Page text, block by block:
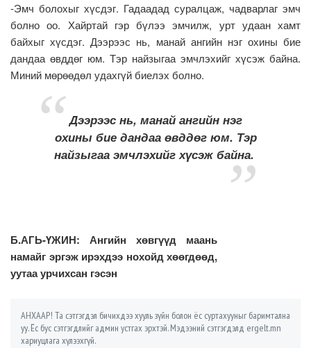
-Эмч болохыг хүсдэг. Гадаадад суралцаж, чадварлаг эмч
болно оо. Хайртай гэр бүлээ эмчилж, урт удаан хамт
байхыг хүсдэг. Дээрээс нь, манай ангийн нэг охины бие
дандаа өвддөг юм. Тэр найзыгаа эмчлэхийг хүсэж байна.
Миний мөрөөдөл удахгүй биелэх болно.
Дээрээс нь, манай ангийн нэг
охины бие дандаа өвддөг юм. Тэр
найзыгаа эмчлэхийг хүсэж байна.
Б.АГЬ-ҮЖИН: Ангийн хөвгүүд маань
намайг эргэж ирэхдээ нохойд хөөгдөөд,
уутаа урчихсан гэсэн
АНХААР! Та сэтгэгдэл бичихдээ хууль зүйн болон ёс суртахууныг баримтална
уу. Ёс бус сэтгэгдлийг админ устгах эрхтэй. Мэдээний сэтгэгдэлд ergelt.mn
хариуцлага хүлээхгүй.